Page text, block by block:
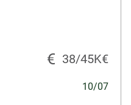
38/45K€
10/07